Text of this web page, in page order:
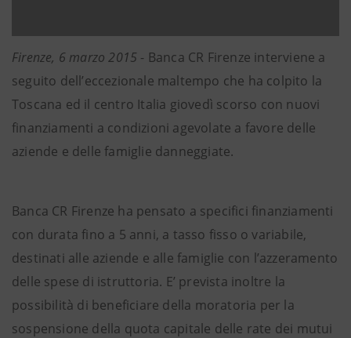
Firenze, 6 marzo 2015 - Banca CR Firenze interviene a
seguito dell’eccezionale maltempo che ha colpito la
Toscana ed il centro Italia giovedì scorso con nuovi
finanziamenti a condizioni agevolate a favore delle
aziende e delle famiglie danneggiate.
Banca CR Firenze ha pensato a specifici finanziamenti
con durata fino a 5 anni, a tasso fisso o variabile,
destinati alle aziende e alle famiglie con l’azzeramento
delle spese di istruttoria. E’ prevista inoltre la
possibilità di beneficiare della moratoria per la
sospensione della quota capitale delle rate dei mutui